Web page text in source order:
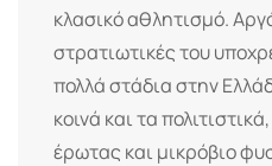
κλασικό αθλητισμό.
στρατιωτικές του
πολλά στάδια στην
κοινά και τα
έρωτας και μικρόβιο